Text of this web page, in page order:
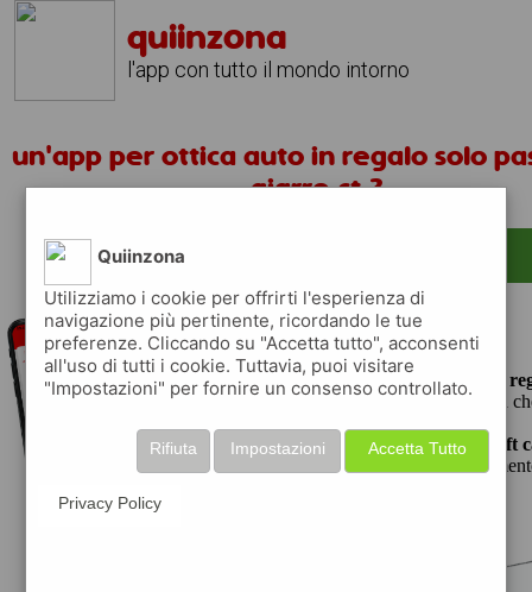
quiinzona
l'app con tutto il mondo intorno
un'app per ottica auto in regalo solo
giarre ct ?
quiinzona è una app gratuita
che ti aiuta se cerchi ' un'app per ottica auto in
passaggio giarre ct ?' e che ti premia ogni volta
raccogli punti da convertire inbuoni sconto o gift
la spesa, fare rifornimento o acquistare
Quiinzona
Utilizziamo i cookie per offrirti l'esperienza di
navigazione più pertinente, ricordando le tue
preferenze. Cliccando su "Accetta tutto", acconsenti
all'uso di tutti i cookie. Tuttavia, puoi visitare
"Impostazioni" per fornire un consenso controllato.
Accetta Tutto
Impostazioni
Rifiuta
Privacy Policy